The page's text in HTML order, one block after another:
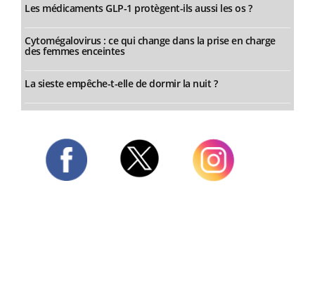
Les médicaments GLP-1 protègent-ils aussi les os ?
Cytomégalovirus : ce qui change dans la prise en charge
des femmes enceintes
La sieste empêche-t-elle de dormir la nuit ?